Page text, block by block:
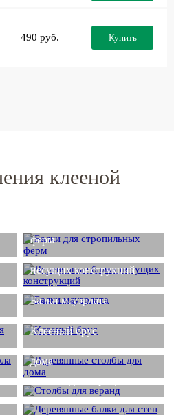
490 руб. Купить
клееной
ферм
Деревянные балки
несущих конструкций
Балки мауэрлата
Клееный брус
Деревянные столбы для
дома
Столбы для веранд
Деревянные балки для
стен